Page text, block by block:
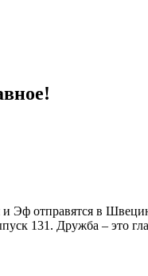
отправятся в
131. Дружба – это